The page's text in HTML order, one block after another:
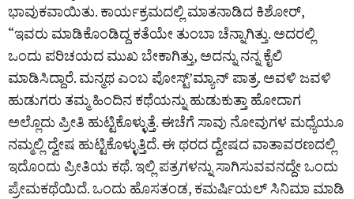
ಭಾವುಕವಾಯಿತು. ಕಾರ್ಯಕ್ರಮದಲ್ಲಿ ಮಾತನಾಡಿದ ಕಿಶೋರ್,
“ಇವರು ಮಾಡಿಕೊಂಡಿದ್ದ ಕತೆಯೇ ತುಂಬಾ ಚೆನ್ನಾಗಿತ್ತು. ಅದರಲ್ಲಿ
ಒಂದು ಪರಿಚಯದ ಮುಖ ಬೇಕಾಗಿತ್ತು, ಅದನ್ನು ನನ್ನ ಕೈಲಿ
ಮಾಡಿಸಿದ್ದಾರೆ. ಮನ್ಮಥ ಎಂಬ ಪೋಸ್ಟ್‌’ಮ್ಯಾನ್ ಪಾತ್ರ. ಅವಳಿ ಜವಳಿ
ಹುಡುಗರು ತಮ್ಮ ಹಿಂದಿನ ಕಥೆಯನ್ನು ಹುಡುಕುತ್ತಾ ಹೋದಾಗ
ಅಲ್ಲೊದು ಪ್ರೀತಿ ಹುಟ್ಟಿಕೊಳ್ಳುತ್ತೆ. ಈಚೆಗೆ ಸಾವು ನೋವುಗಳ ಮಧ್ಯೆಯೂ
ನಮ್ಮಲ್ಲಿ ದ್ವೇಷ ಹುಟ್ಟಿಕೊಳ್ಳುತ್ತಿದೆ. ಈ ಥರದ ದ್ವೇಷದ ವಾತಾವರಣದಲ್ಲಿ
ಇದೊಂದು ಪ್ರೀತಿಯ ಕಥೆ. ಇಲ್ಲಿ ಪತ್ರಗಳನ್ನು ಸಾಗಿಸುವವನದ್ದೇ ಒಂದು
ಪ್ರೇಮಕಥೆಯಿದೆ. ಒಂದು ಹೊಸತಂಡ, ಕಮರ್ಷಿಯಲ್ ಸಿನಿಮಾ ಮಾಡಿ